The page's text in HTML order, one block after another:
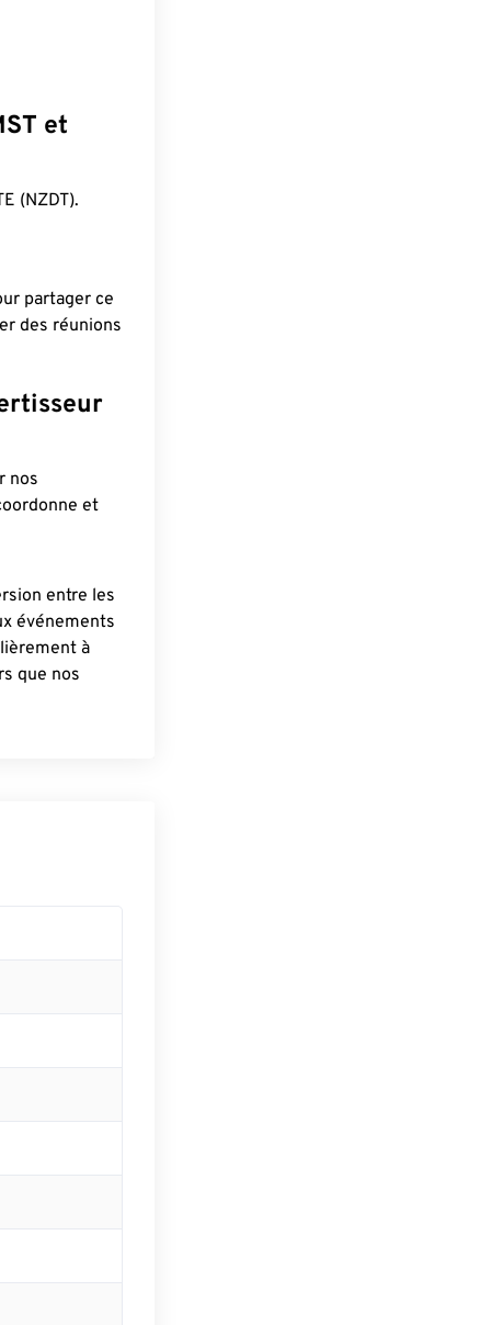
et
(NZDT).
partager ce
des réunions
nos
et
entre les
événements
à
que nos